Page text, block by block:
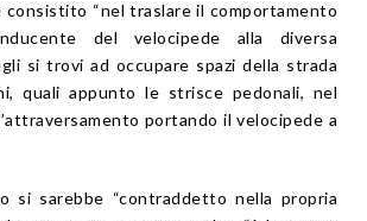
consistito “nel traslare il comportamento
del velocipede alla diversa
si trovi ad occupare spazi della strada
quali appunto le strisce pedonali, nel
portando il velocipede a
si sarebbe “contraddetto nella propria